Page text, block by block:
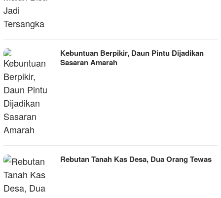
Kebuntuan Berpikir, Daun Pintu Dijadikan
Sasaran Amarah
Rebutan Tanah Kas Desa, Dua Orang Tewas